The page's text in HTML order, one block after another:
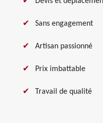
Sans engagement
Artisan passionné
Prix imbattable
Travail de qualité